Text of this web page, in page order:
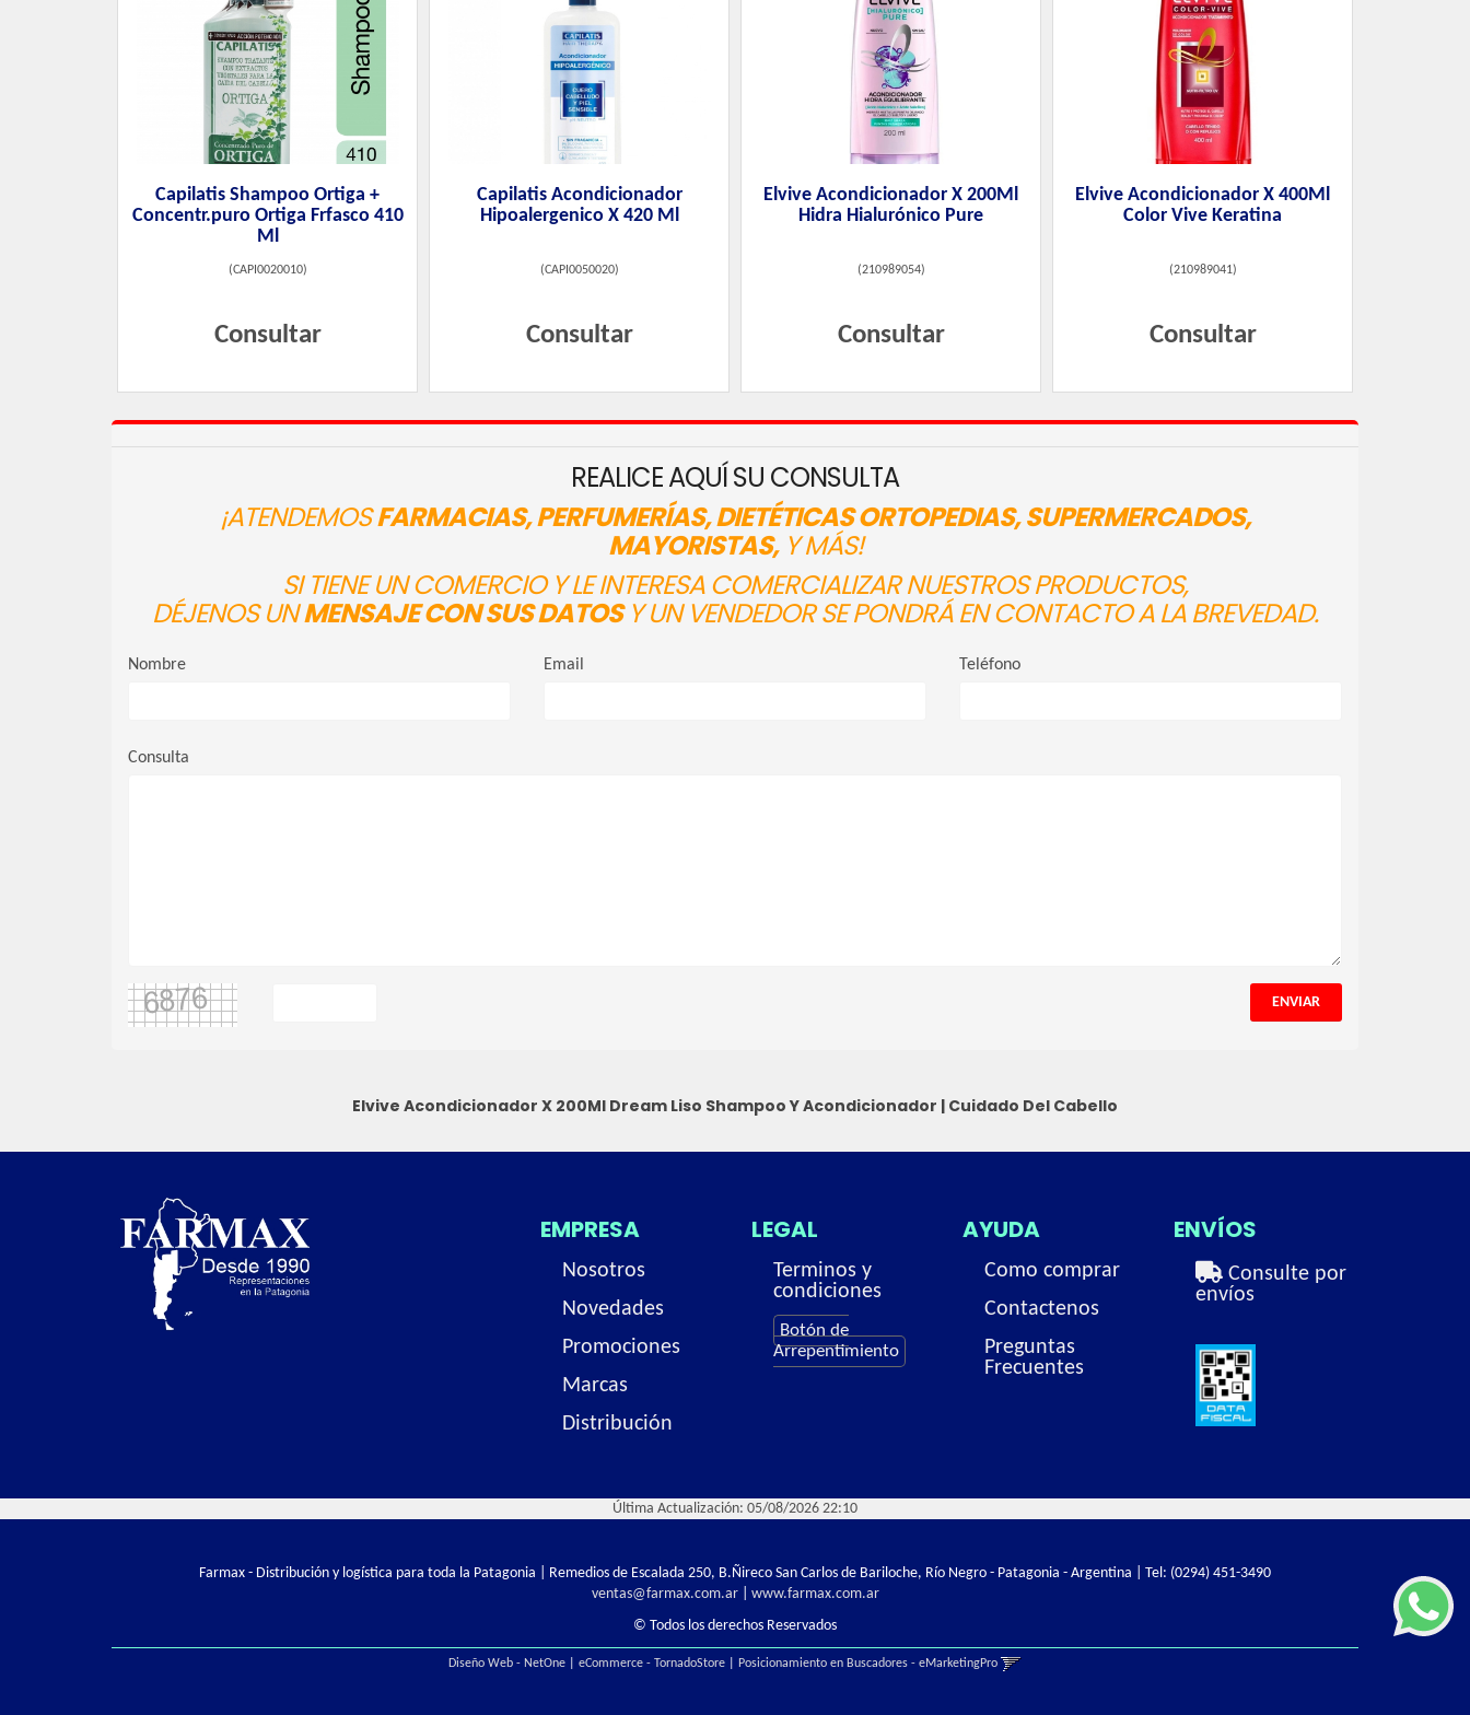
Capilatis Shampoo Ortiga +
Concentr.puro Ortiga Frfasco 410
Ml
(CAPI0020010)
Consultar
Capilatis Acondicionador
Hipoalergenico X 420 Ml
(CAPI0050020)
Consultar
Elvive Acondicionador X 200Ml
Hidra Hialurónico Pure
(210989054)
Consultar
Elvive Acondicionador X 400Ml
Color Vive Keratina
(210989041)
Consultar
REALICE AQUÍ SU CONSULTA
¡ATENDEMOSFARMACIAS, PERFUMERÍAS, DIETÉTICAS ORTOPEDIAS, SUPERMERCADOS,
MAYORISTAS,Y MÁS!
SI TIENE UN COMERCIO Y LE INTERESA COMERCIALIZAR NUESTROS PRODUCTOS,
DÉJENOS UNMENSAJE CON SUS DATOSY UN VENDEDOR SE PONDRÁ EN CONTACTO A LA BREVEDAD.
Nombre Email Teléfono
Consulta
ENVIAR
Elvive Acondicionador X 200Ml Dream Liso Shampoo Y Acondicionador | Cuidado Del Cabello
EMPRESA
Nosotros
Novedades
Promociones
Marcas
Distribución
LEGAL
Terminos y
condiciones
Botón de
Arrepentimiento
AYUDA
Como comprar
Contactenos
Preguntas
Frecuentes
ENVÍOS
Consulte por
envíos
Última Actualización: 05/08/2026 22:10
Farmax - Distribución y logística para toda la Patagonia | Remedios de Escalada 250, B.Ñireco San Carlos de Bariloche, Río Negro - Patagonia - Argentina | Tel: (0294) 451-3490
ventas@farmax.com.ar| www.farmax.com.ar
© Todos los derechos Reservados
Diseño Web - NetOne eCommerce - TornadoStore Posicionamiento en Buscadores - eMarketingPro